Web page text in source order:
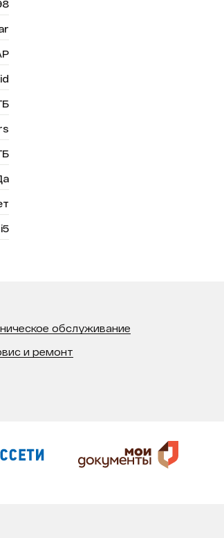
обслуживание
и ремонт